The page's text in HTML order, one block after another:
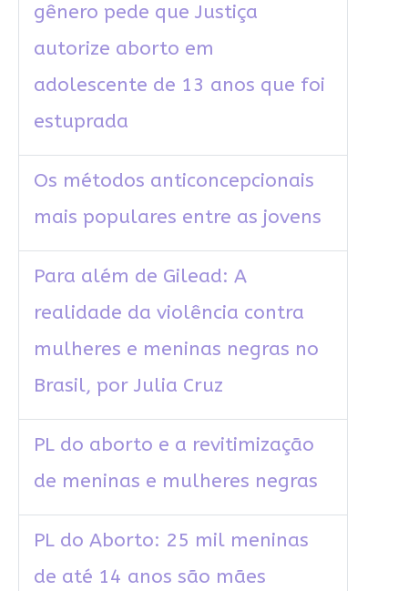
gênero pede que Justiça
autorize aborto em
adolescente de 13 anos que foi
estuprada
Os métodos anticoncepcionais
mais populares entre as jovens
Para além de Gilead: A
realidade da violência contra
mulheres e meninas negras no
Brasil, por Julia Cruz
PL do aborto e a revitimização
de meninas e mulheres negras
PL do Aborto: 25 mil meninas
de até 14 anos são mães